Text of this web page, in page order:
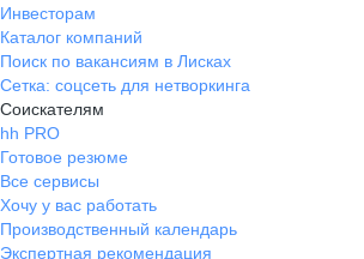
Инвесторам
Каталог компаний
Поиск по вакансиям в Лисках
Сетка: соцсеть для нетворкинга
Соискателям
hh PRO
Готовое резюме
Все сервисы
Хочу у вас работать
Производственный календарь
Экспертная рекомендация